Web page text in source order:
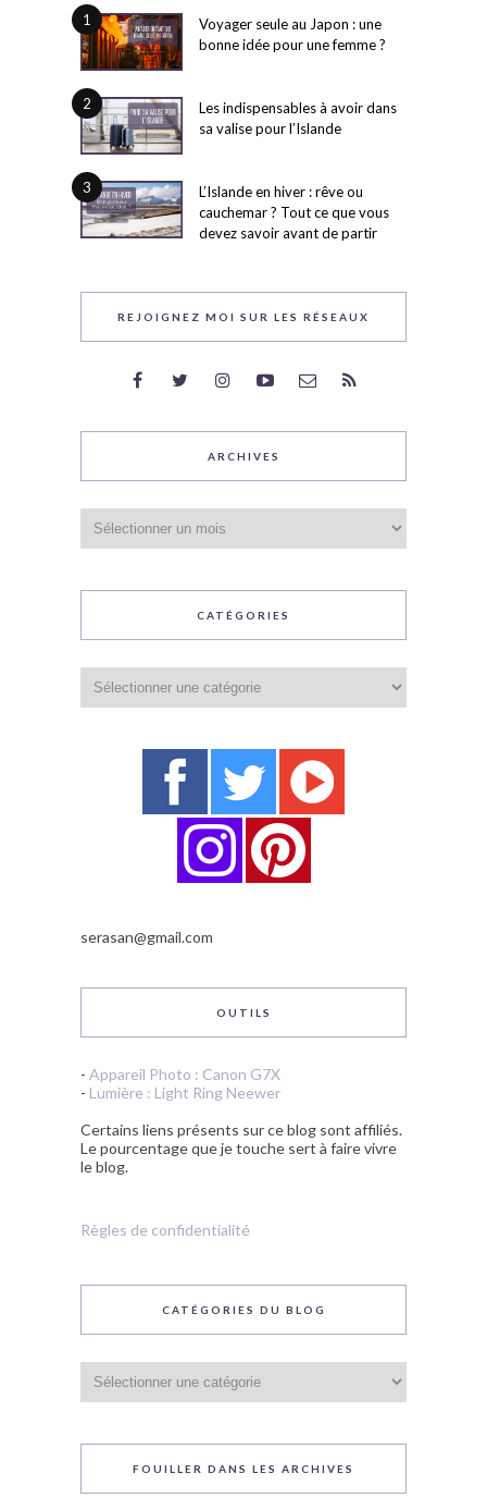
1
Voyager seule au Japon : une
bonne idée pour une femme ?
2
Les indispensables à avoir dans
sa valise pour l’Islande
3
L’Islande en hiver : rêve ou
cauchemar ? Tout ce que vous
devez savoir avant de partir
REJOIGNEZ MOI SUR LES RÉSEAUX
ARCHIVES
CATÉGORIES
serasan@gmail.com
OUTILS
- Appareil Photo : Canon G7X
- Lumière : Light Ring Neewer
Certains liens présents sur ce blog sont affiliés.
Le pourcentage que je touche sert à faire vivre
le blog.
Règles de confidentialité
CATÉGORIES DU BLOG
du
blog
FOUILLER DANS LES ARCHIVES